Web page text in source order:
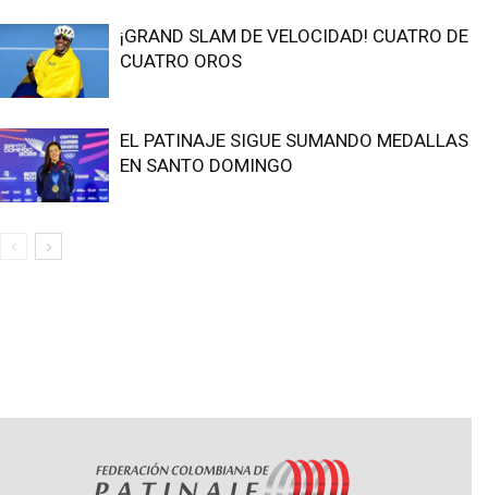
¡GRAND SLAM DE VELOCIDAD! CUATRO DE
CUATRO OROS
EL PATINAJE SIGUE SUMANDO MEDALLAS
EN SANTO DOMINGO